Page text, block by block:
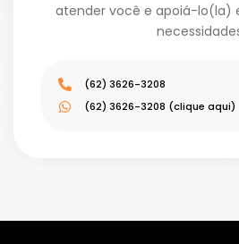
atender você e apoiá-lo(la)
(62) 3626-3208
(62) 3626-3208 (clique aqui)